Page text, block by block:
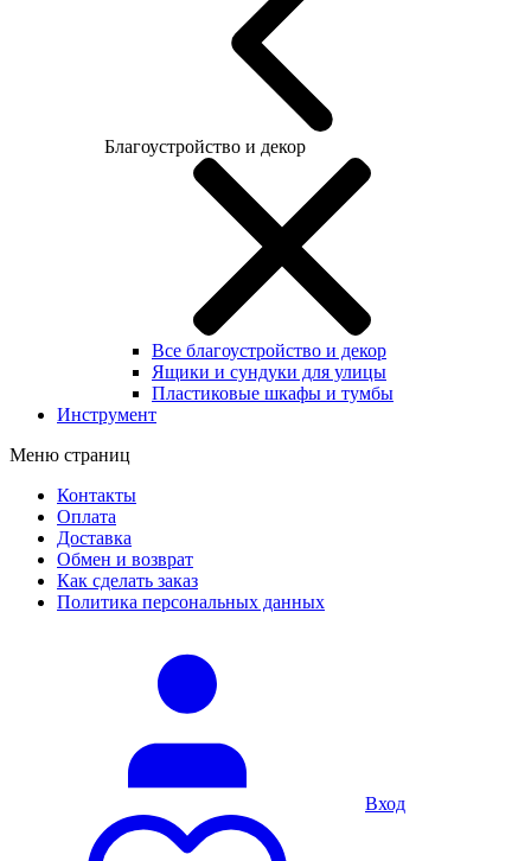
Благоустройство и декор
Все благоустройство и декор
Ящики и сундуки для улицы
Пластиковые шкафы и тумбы
Инструмент
Меню страниц
Контакты
Оплата
Доставка
Обмен и возврат
Как сделать заказ
Политика персональных данных
Вход